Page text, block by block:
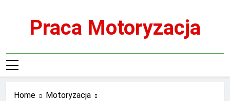
Praca Motoryzacja
Home
Motoryzacja